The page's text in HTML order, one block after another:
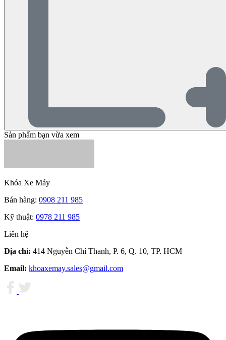
Sản phẩm bạn vừa xem
Khóa Xe Máy
Bán hàng: 0908 211 985
Kỹ thuật: 0978 211 985
Liên hệ
Địa chỉ: 414 Nguyễn Chí Thanh, P. 6, Q. 10, TP. HCM
Email: khoaxemay.sales@gmail.com